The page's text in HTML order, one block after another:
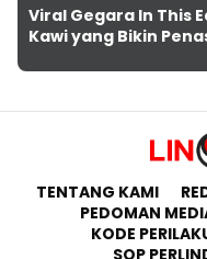
Viral Gegara In This
Kawi yang Bikin
TENTANG KAMI
PEDOMAN
KODE